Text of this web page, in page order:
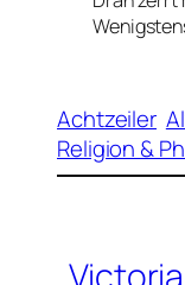
Achtzeiler
Religion &